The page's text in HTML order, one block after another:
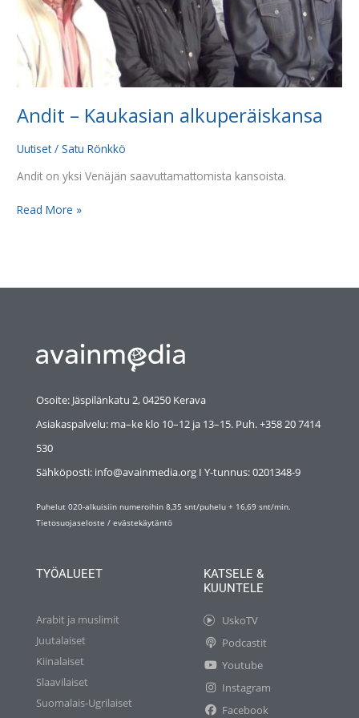
Andit – Kaukasian alkuperäiskansa
Uutiset/Satu Rönkkö
Andit on yksi Venäjän saavuttamattomista kansoista.
Read More »
Osoite: Jäspilänkatu 2, 04250 Kerava
Asiakaspalvelu: ma–ke klo 10–12 ja 13–15. Puh. +358 20 7414
530
Sähköposti: info@avainmedia.org I Y-tunnus:0201348-9
Puhelut 020-alkuisiin numeroihin 8,35 snt/puhelu + 16,69 snt/min.
Tietosuojaseloste / evästekäytäntö
TYÖALUEET
Arabit ja muslimit
Juutalaiset
Kiinalaiset
Slaavilaiset
Suomalais-Ugrilaiset
KATSELE &
KUUNTELE
UskoTV
Podcastit
Youtube
Instagram
Facebook